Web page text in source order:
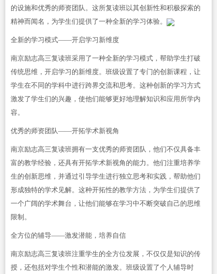
的设施和优秀的师资团队。这所复读班以其创新性和积极探索的
精神而闻名，为学生们提供了一种全新的学习体验。
全新的学习模式——开启学习新维度
南京励志高三复读班采用了一种全新的学习模式，帮助学生打破
传统思维，开启学习的新维度。班级设置了专门的创新课程，让
学生在不同的学科中进行跨界交流和思考。这种创新的学习方式
激发了学生们的兴趣，使他们能够更好地理解知识和应用所学内
容。
优秀的师资团队——开拓学术新视角
南京励志高三复读班拥有一支优秀的师资团队，他们不仅具备丰
富的教学经验，还具有开拓学术新视角的能力。他们注重培养学
生的创新思维，并通过引导学生进行独立思考和实践，帮助他们
形成独特的学术见解。这种开拓性的教学方法，为学生们提供了
一个广阔的学术舞台，让他们能够在学习中不断突破自己的思维
限制。
全方位的辅导——激发潜能，培养自信
南京励志高三复读班注重学生的全方位发展，不仅仅是知识的传
授，还包括对学生个性和潜能的激发。班级设置了个人辅导时